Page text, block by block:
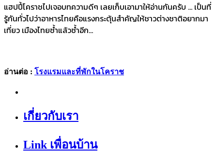
แฮปปี้โคราชไปเจอบทความดีๆ เลยเก็บเอามาให้อ่านกันครับ ... เป็นที่
รู้กันทั่วไปว่าอาหารไทยคือแรงกระตุ้นสำคัญให้ชาวต่างชาติอยากมา
เที่ยว เมืองไทยซ้ำแล้วซ้ำอีก...
อ่านต่อ : โรงแรมและที่พักในโคราช
เกี่ยวกับเรา
Link เพื่อนบ้าน